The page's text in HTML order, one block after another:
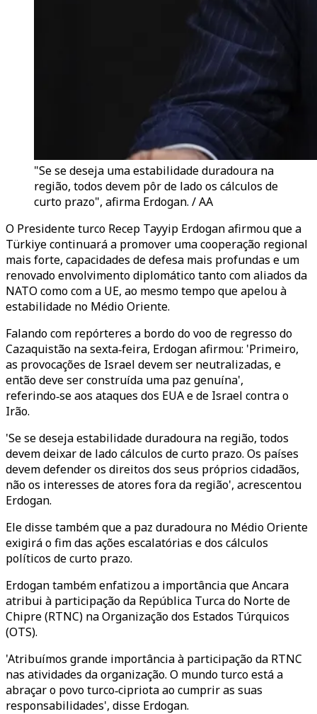
"Se se deseja uma estabilidade duradoura na
região, todos devem pôr de lado os cálculos de
curto prazo", afirma Erdogan. / AA
O Presidente turco Recep Tayyip Erdogan afirmou que a
Türkiye continuará a promover uma cooperação regional
mais forte, capacidades de defesa mais profundas e um
renovado envolvimento diplomático tanto com aliados da
NATO como com a UE, ao mesmo tempo que apelou à
estabilidade no Médio Oriente.
Falando com repórteres a bordo do voo de regresso do
Cazaquistão na sexta‑feira, Erdogan afirmou: 'Primeiro,
as provocações de Israel devem ser neutralizadas, e
então deve ser construída uma paz genuína',
referindo‑se aos ataques dos EUA e de Israel contra o
Irão.
'Se se deseja estabilidade duradoura na região, todos
devem deixar de lado cálculos de curto prazo. Os países
devem defender os direitos dos seus próprios cidadãos,
não os interesses de atores fora da região', acrescentou
Erdogan.
Ele disse também que a paz duradoura no Médio Oriente
exigirá o fim das ações escalatórias e dos cálculos
políticos de curto prazo.
Erdogan também enfatizou a importância que Ancara
atribui à participação da República Turca do Norte de
Chipre (RTNC) na Organização dos Estados Túrquicos
(OTS).
'Atribuímos grande importância à participação da RTNC
nas atividades da organização. O mundo turco está a
abraçar o povo turco‑cipriota ao cumprir as suas
responsabilidades', disse Erdogan.